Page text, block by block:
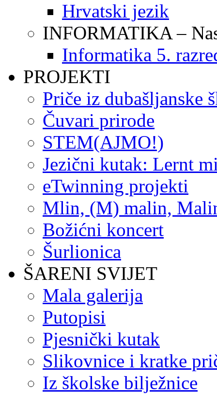
Hrvatski jezik
INFORMATIKA –
Informatika 5.
PROJEKTI
Priče iz dubašljanske
Čuvari prirode
STEM(AJMO!)
Jezični kutak: Lernt
eTwinning projekti
Mlin, (M) malin,
Božićni koncert
Šurlionica
ŠARENI SVIJET
Mala galerija
Putopisi
Pjesnički kutak
Slikovnice i kratke
Iz školske bilježnice